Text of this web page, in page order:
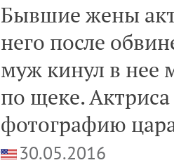
Бывшие жены
него после
муж кинул в нее
по щеке.
фотографию
30.05.2016